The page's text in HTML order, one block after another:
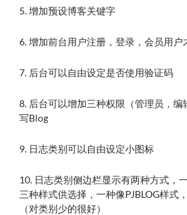
5. 增加预设博客关键字
6. 增加前台用户注册，登录，会员用户
7. 后台可以自由设定是否使用验证码
8. 后台可以增加三种权限（管理员，编
写Blog
9. 日志类别可以自由设定小图标
10. 日志类别侧边栏显示有两种方式，
三种样式供选择，一种像PJBLOG样式
（对类别少的很好）